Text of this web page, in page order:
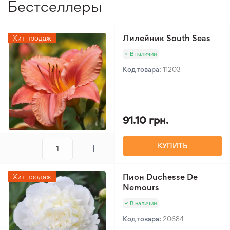
Бестселлеры
Хит продаж Лилейник South Seas
В наличии
Код товара: 11203
91.10 грн.
КУПИТЬ
Хит продаж
Пион Duchesse De
Nemours
В наличии
Код товара: 20684